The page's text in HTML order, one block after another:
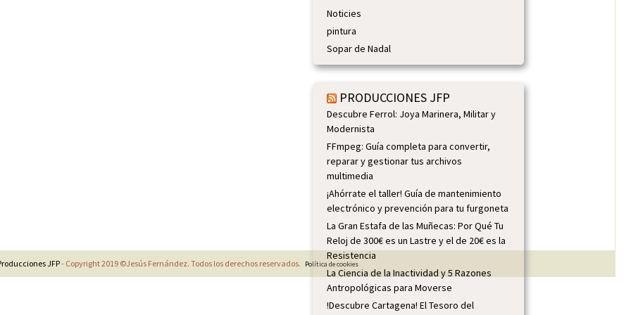
Noticies
pintura
Sopar de Nadal
PRODUCCIONES JFP
Descubre Ferrol: Joya Marinera, Militar y
Modernista
FFmpeg: Guía completa para convertir,
reparar y gestionar tus archivos
multimedia
¡Ahórrate el taller! Guía de mantenimiento
electrónico y prevención para tu furgoneta
La Gran Estafa de las Muñecas: Por Qué Tu
Reloj de 300€ es un Lastre y el de 20€ es la
Resistencia
La Ciencia de la Inactividad y 5 Razones
Antropológicas para Moverse
!Descubre Cartagena! El Tesoro del
JFP- Copyright 2019 ©Jesús Fernández. Todos los derechos reservados. Política de cookies